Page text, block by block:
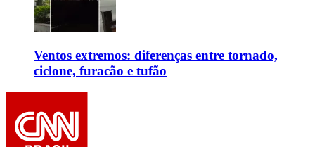
Ventos extremos: diferenças entre tornado,
ciclone, furacão e tufão